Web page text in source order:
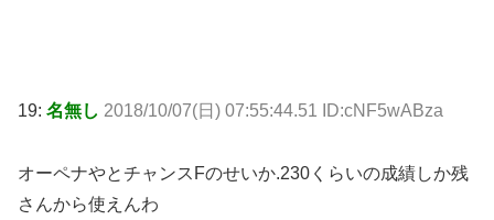
19: 名無し 2018/10/07(日) 07:55:44.51 ID:cNF5wABza
オーペナやとチャンスFのせいか.230くらいの成績しか残
さんから使えんわ